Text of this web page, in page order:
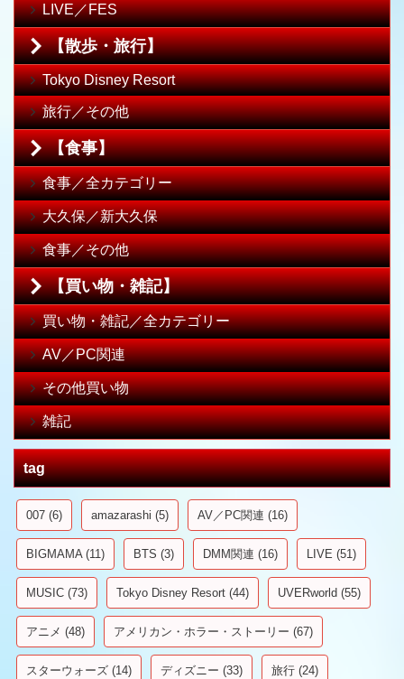
LIVE／FES
【散歩・旅行】
Tokyo Disney Resort
旅行／その他
【食事】
食事／全カテゴリー
大久保／新大久保
食事／その他
【買い物・雑記】
買い物・雑記／全カテゴリー
AV／PC関連
その他買い物
雑記
tag
007 (6) amazarashi (5) AV／PC関連 (16)
BIGMAMA (11) BTS (3) DMM関連 (16) LIVE (51)
MUSIC (73) Tokyo Disney Resort (44) UVERworld (55)
アニメ (48) アメリカン・ホラー・ストーリー (67)
スターウォーズ (14) ディズニー (33) 旅行 (24)